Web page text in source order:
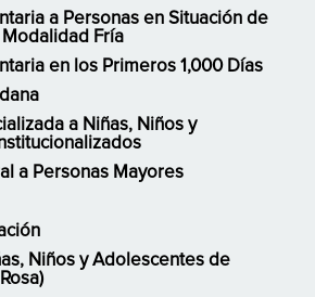
a Personas en Situación de
Fría
en los Primeros 1,000 Días
a Niñas, Niños y
a Personas Mayores
Niños y Adolescentes de